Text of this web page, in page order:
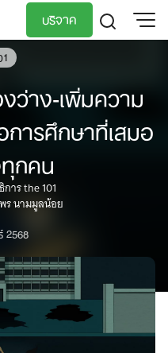
บริจาค
ว่าง-เพิ่มความ
ารศึกษาที่เสมอ
กคน
าร the 101
ร นามมูลน้อย
2568